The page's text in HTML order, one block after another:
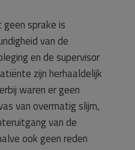
sprake is
van de
en de supervisor
zijn herhaaldelijk
waren er geen
van overmatig slijm,
van de
ook geen reden